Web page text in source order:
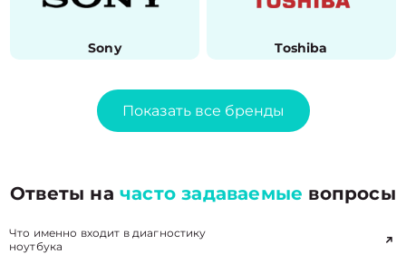
Sony Toshiba
Показать все бренды
Ответы начасто задаваемые вопросы
Что именно входит в диагностику
ноутбука